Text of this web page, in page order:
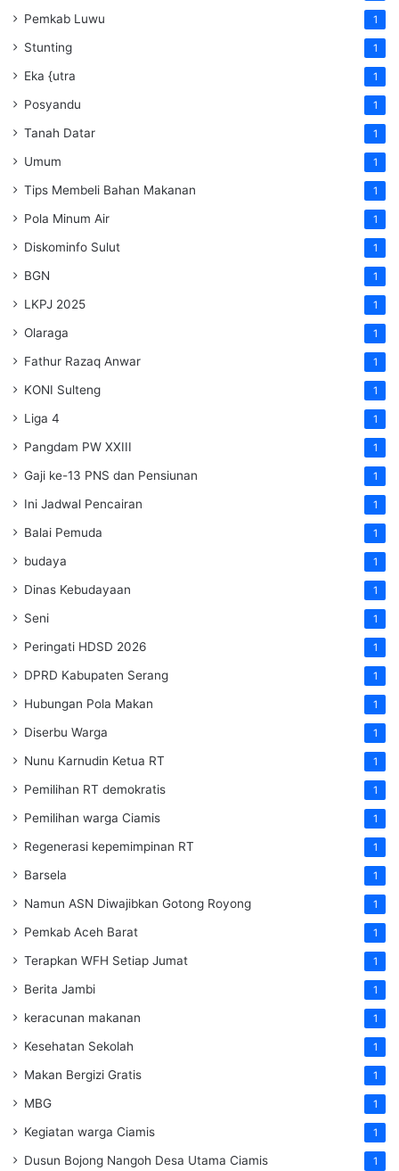
Pemkab Luwu 1
Stunting 1
Eka {utra 1
Posyandu 1
Tanah Datar 1
Umum 1
Tips Membeli Bahan Makanan 1
Pola Minum Air 1
Diskominfo Sulut 1
BGN 1
LKPJ 2025 1
Olaraga 1
Fathur Razaq Anwar 1
KONI Sulteng 1
Liga 4 1
Pangdam PW XXIII 1
Gaji ke-13 PNS dan Pensiunan 1
Ini Jadwal Pencairan 1
Balai Pemuda 1
budaya 1
Dinas Kebudayaan 1
Seni 1
Peringati HDSD 2026 1
DPRD Kabupaten Serang 1
Hubungan Pola Makan 1
Diserbu Warga 1
Nunu Karnudin Ketua RT 1
Pemilihan RT demokratis 1
Pemilihan warga Ciamis 1
Regenerasi kepemimpinan RT 1
Barsela 1
Namun ASN Diwajibkan Gotong Royong 1
Pemkab Aceh Barat 1
Terapkan WFH Setiap Jumat 1
Berita Jambi 1
keracunan makanan 1
Kesehatan Sekolah 1
Makan Bergizi Gratis 1
MBG 1
Kegiatan warga Ciamis 1
Dusun Bojong Nangoh Desa Utama Ciamis 1